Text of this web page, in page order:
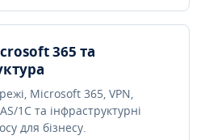
365 та
Microsoft 365, VPN,
1C та інфраструктурні
для бізнесу.